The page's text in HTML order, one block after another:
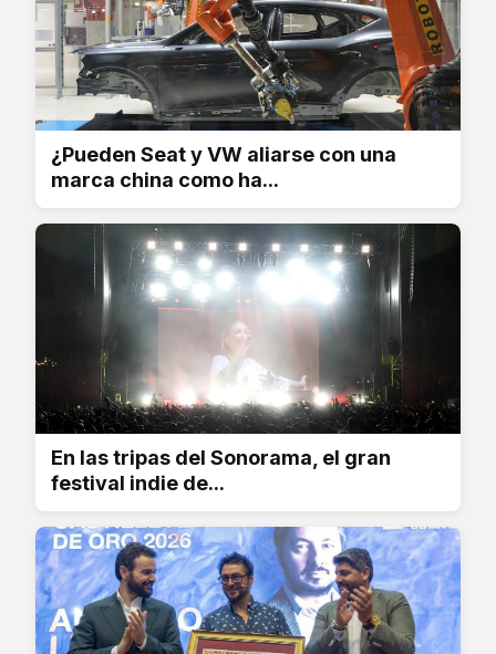
¿Pueden Seat y VW aliarse con una
marca china como ha...
En las tripas del Sonorama, el gran
festival indie de...